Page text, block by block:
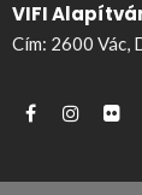
VIFI
Cím: 2600 Vác,